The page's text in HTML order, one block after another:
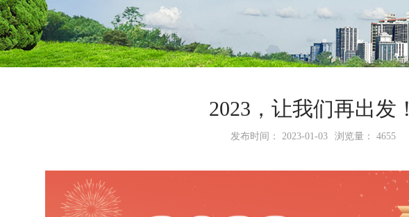
2023，让我们再出发！
发布时间： 2023-01-03 浏览量： 4655